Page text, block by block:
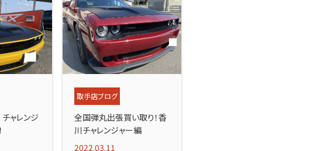
ャレンジ
取手店ブログ
全国弾丸出張買い取り！香
川チャレンジャー編
2022.03.11